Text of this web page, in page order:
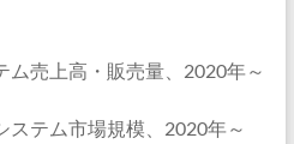
売上高・販売量、2020年～
テム市場規模、2020年～